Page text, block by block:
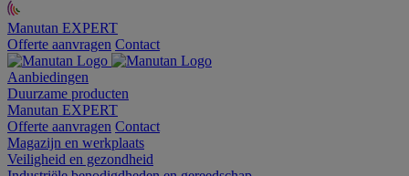
Manutan EXPERT
Offerte aanvragen Contact
Aanbiedingen
Duurzame producten
Manutan EXPERT
Offerte aanvragen Contact
Magazijn en werkplaats
Veiligheid en gezondheid